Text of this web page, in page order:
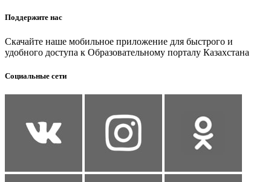
Поддержите нас
Скачайте наше мобильное приложение для быстрого и
удобного доступа к Образовательному порталу Казахстана
Социальные сети